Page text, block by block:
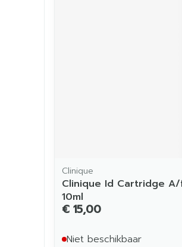
Clinique
Clinique Id Cartridge
10ml
€ 15,00
Niet beschikbaar